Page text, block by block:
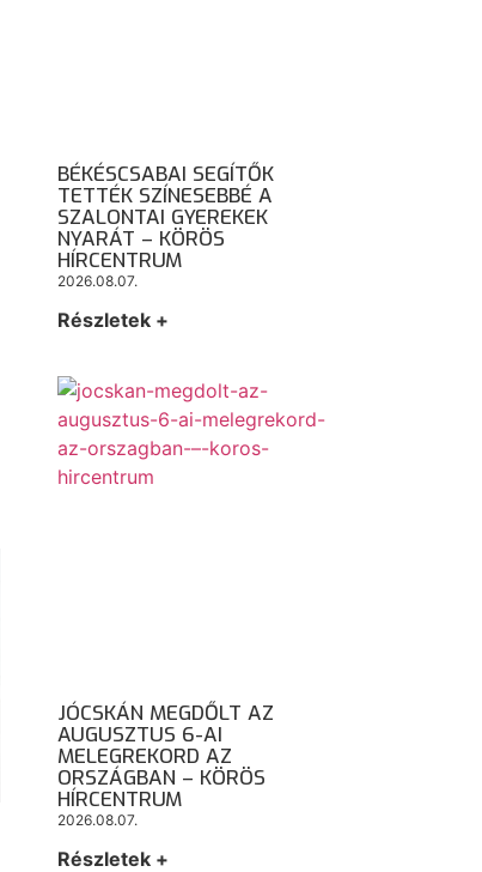
BÉKÉSCSABAI SEGÍTŐK
TETTÉK SZÍNESEBBÉ A
SZALONTAI GYEREKEK
NYARÁT – KÖRÖS
HÍRCENTRUM
2026.08.07.
Részletek +
JÓCSKÁN MEGDŐLT AZ
AUGUSZTUS 6-AI
MELEGREKORD AZ
ORSZÁGBAN – KÖRÖS
HÍRCENTRUM
2026.08.07.
Részletek +